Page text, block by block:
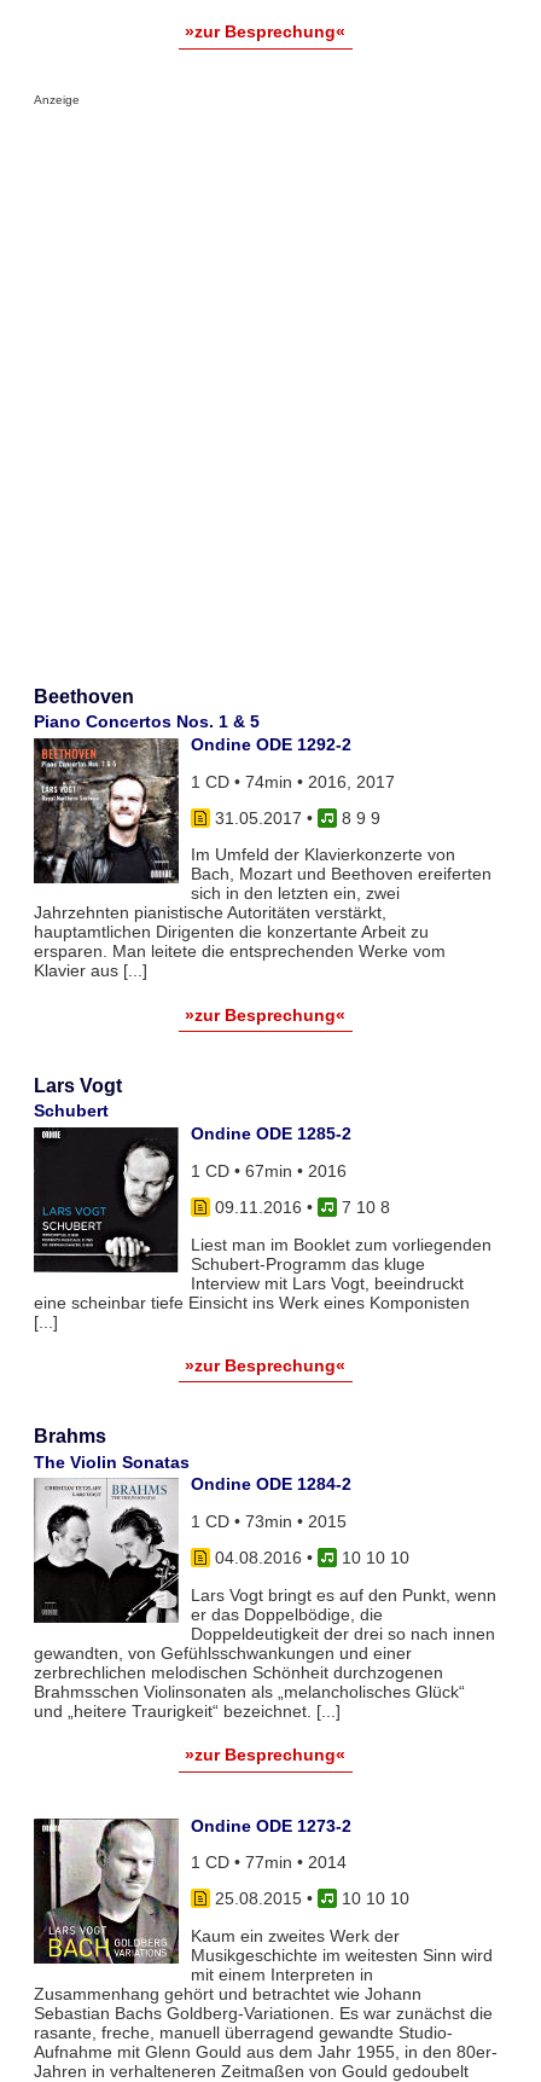
»zur Besprechung«
Anzeige
Beethoven
Piano Concertos Nos. 1 & 5
Ondine ODE 1292-2
1 CD • 74min • 2016, 2017
31.05.2017 •
8 9 9
Im Umfeld der Klavierkonzerte von
Bach, Mozart und Beethoven ereiferten
sich in den letzten ein, zwei
Jahrzehnten pianistische Autoritäten verstärkt,
hauptamtlichen Dirigenten die konzertante Arbeit zu
ersparen. Man leitete die entsprechenden Werke vom
Klavier aus [...]
»zur Besprechung«
Lars Vogt
Schubert
Ondine ODE 1285-2
1 CD • 67min • 2016
09.11.2016 •
7 10 8
Liest man im Booklet zum vorliegenden
Schubert-Programm das kluge
Interview mit Lars Vogt, beeindruckt
eine scheinbar tiefe Einsicht ins Werk eines Komponisten
[...]
»zur Besprechung«
Brahms
The Violin Sonatas
Ondine ODE 1284-2
1 CD • 73min • 2015
04.08.2016 •
10 10 10
Lars Vogt bringt es auf den Punkt, wenn
er das Doppelbödige, die
Doppeldeutigkeit der drei so nach innen
gewandten, von Gefühlsschwankungen und einer
zerbrechlichen melodischen Schönheit durchzogenen
Brahmsschen Violinsonaten als „melancholisches Glück“
und „heitere Traurigkeit“ bezeichnet. [...]
»zur Besprechung«
Ondine ODE 1273-2
1 CD • 77min • 2014
25.08.2015•
10 10 10
Kaum ein zweites Werk der
Musikgeschichte im weitesten Sinn wird
mit einem Interpreten in
Zusammenhang gehört und betrachtet wie Johann
Sebastian Bachs Goldberg-Variationen. Es war zunächst die
rasante, freche, manuell überragend gewandte Studio-
Aufnahme mit Glenn Gould aus dem Jahr 1955, in den 80er-
Jahren in verhalteneren Zeitmaßen von Gould gedoubelt